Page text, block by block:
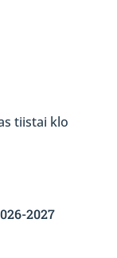
tiistai klo
2027